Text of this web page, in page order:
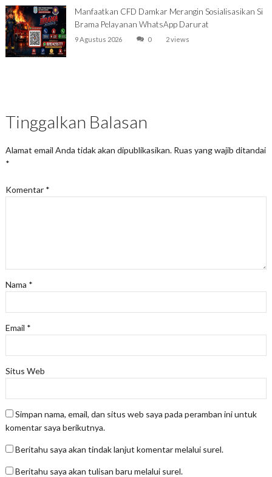
Manfaatkan CFD Damkar Merangin Sosialisasikan Si
Brama Pelayanan WhatsApp Darurat
9 Agustus 2026 0 2 views
Tinggalkan Balasan
Alamat email Anda tidak akan dipublikasikan. Ruas yang wajib ditandai
*
Komentar *
Nama *
Email *
Situs Web
Simpan nama, email, dan situs web saya pada peramban ini untuk
komentar saya berikutnya.
Beritahu saya akan tindak lanjut komentar melalui surel.
Beritahu saya akan tulisan baru melalui surel.